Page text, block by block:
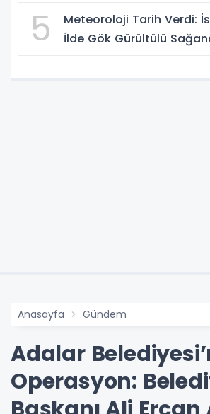
5
Meteoroloji Tarih Verdi:
İlde Gök Gürültülü
Anasayfa Gündem
Adalar
Operasyon: